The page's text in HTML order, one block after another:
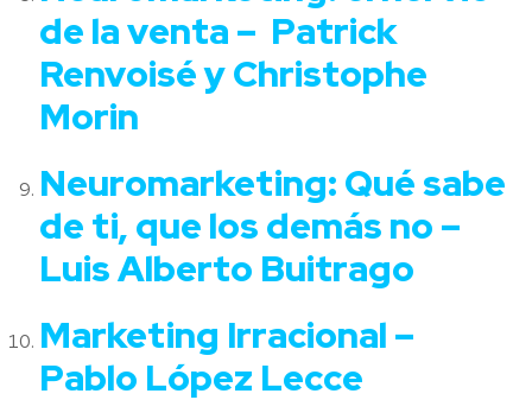
de la venta – Patrick
Renvoisé y Christophe
Morin
Neuromarketing: Qué sabe
de ti, que los demás no –
Luis Alberto Buitrago
Marketing Irracional –
Pablo López Lecce